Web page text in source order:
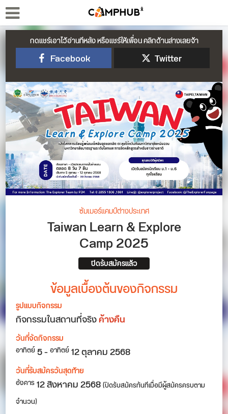
กดแชร์เอาไว้อ่านทีหลัง หรือแชร์ให้เพื่อน คลิกด้านล่างเลยจ้า
Facebook Twitter
ซัมเมอร์แคมป์ต่างประเทศ
Taiwan Learn & Explore
Camp 2025
ปิดรับสมัครแล้ว
ข้อมูลเบื้องต้นของกิจกรรม
รูปแบบกิจกรรม
กิจกรรมในสถานที่จริงค้างคืน
วันที่จัดกิจกรรม
อาทิตย์5-อาทิตย์12ตุลาคม 2568
วันที่รับสมัครวันสุดท้าย
อังคาร12 สิงหาคม 2568(ปิดรับสมัครทันทีเมื่อมีผู้สมัครครบตาม
จำนวน)